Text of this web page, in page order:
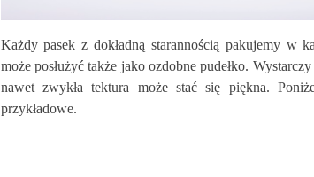
Każdy pasek z dokładną starannością pakujemy w
może posłużyć także jako ozdobne pudełko.
nawet zwykła tektura może stać się piękna.
przykładowe.